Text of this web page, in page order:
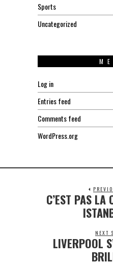
Sports
Uncategorized
Log in
Entries feed
Comments feed
WordPress.org
C’EST PAS LA
NEXT
LIVERPOOL